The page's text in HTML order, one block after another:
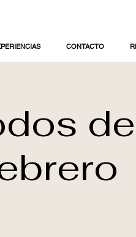
CONTACTO
de